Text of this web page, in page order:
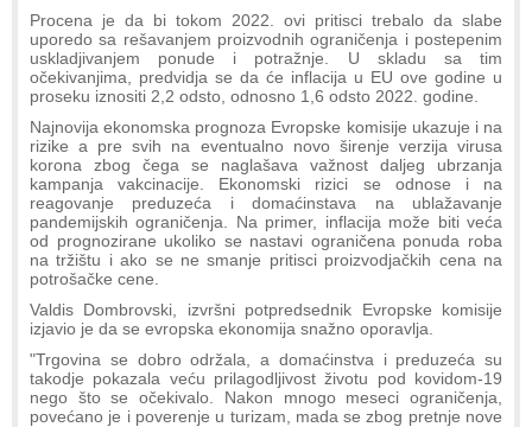
Procena je da bi tokom 2022. ovi pritisci trebalo da slabe
uporedo sa rešavanjem proizvodnih ograničenja i postepenim
uskladjivanjem ponude i potražnje. U skladu sa tim
očekivanjima, predvidja se da će inflacija u EU ove godine u
proseku iznositi 2,2 odsto, odnosno 1,6 odsto 2022. godine.
Najnovija ekonomska prognoza Evropske komisije ukazuje i na
rizike a pre svih na eventualno novo širenje verzija virusa
korona zbog čega se naglašava važnost daljeg ubrzanja
kampanja vakcinacije. Ekonomski rizici se odnose i na
reagovanje preduzeća i domaćinstava na ublažavanje
pandemijskih ograničenja. Na primer, inflacija može biti veća
od prognozirane ukoliko se nastavi ograničena ponuda roba
na tržištu i ako se ne smanje pritisci proizvodjačkih cena na
potrošačke cene.
Valdis Dombrovski, izvršni potpredsednik Evropske komisije
izjavio je da se evropska ekonomija snažno oporavlja.
"Trgovina se dobro održala, a domaćinstva i preduzeća su
takodje pokazala veću prilagodljivost životu pod kovidom-19
nego što se očekivalo. Nakon mnogo meseci ograničenja,
povećano je i poverenje u turizam, mada se zbog pretnje nove